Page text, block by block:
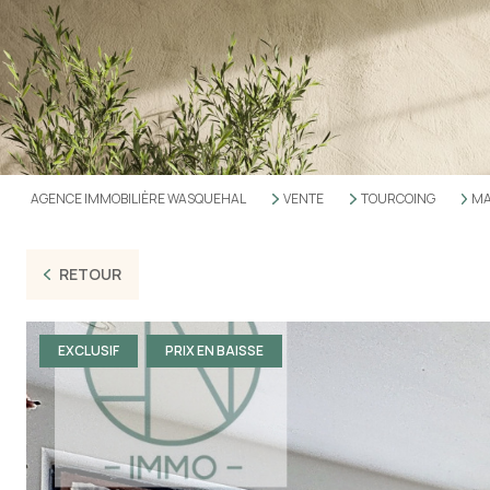
AGENCE IMMOBILIÈRE WASQUEHAL VENTE TOURCOING
RETOUR
EXCLUSIF PRIX EN BAISSE